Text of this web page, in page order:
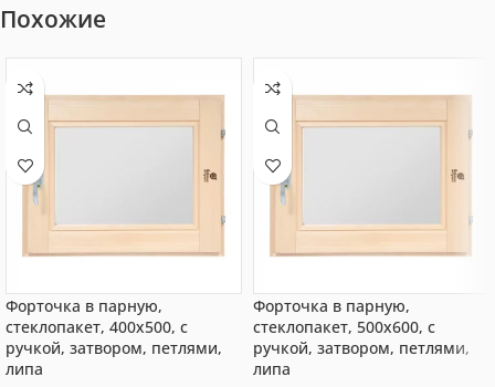
Похожие
Форточка в парную,
стеклопакет, 400х500, с
ручкой, затвором, петлями,
липа
Форточка в парную,
стеклопакет, 500х600, с
ручкой, затвором, петлями,
липа